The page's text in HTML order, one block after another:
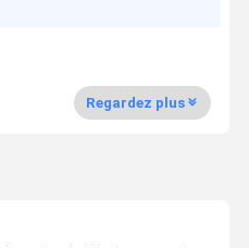
Regardez plus